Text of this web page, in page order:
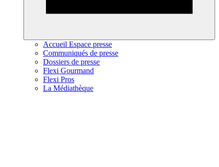
Accueil Espace presse
Communiqués de presse
Dossiers de presse
Flexi Gourmand
Flexi Pros
La Médiathèque